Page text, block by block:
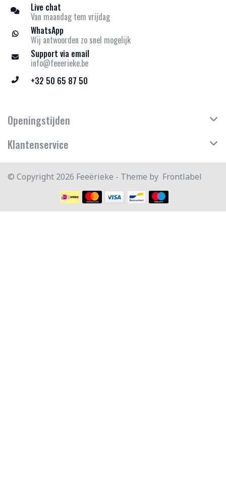
Live chat
Van maandag tem vrijdag
WhatsApp
Wij antwoorden zo snel mogelijk
Support via email
info@feeerieke.be
+32 50 65 87 50
Openingstijden
Klantenservice
© Copyright 2026 Feeërieke - Theme by Frontlabel